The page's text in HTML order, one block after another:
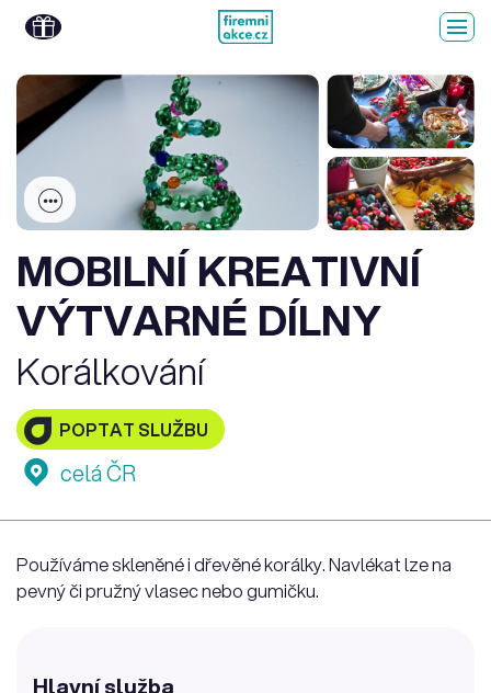
MOBILNÍ KREATIVNÍ
VÝTVARNÉ DÍLNY
Korálkování
POPTAT SLUŽBU
celá ČR
Používáme skleněné i dřevěné korálky. Navlékat lze na
pevný či pružný vlasec nebo gumičku.
Hlavní služba